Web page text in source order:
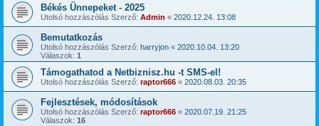
Békés Ünnepeket - 2025
Utolsó hozzászólás Szerző: Admin « 2020.12.24. 13:08
Bemutatkozás
Utolsó hozzászólás Szerző: harryjon « 2020.10.04. 13:20
Válaszok: 1
Támogathatod a Netbiznisz.hu -t SMS-el!
Utolsó hozzászólás Szerző: raptor666 « 2020.08.03. 20:35
Fejlesztések, módosítások
Utolsó hozzászólás Szerző: raptor666 « 2020.07.19. 21:25
Válaszok: 16